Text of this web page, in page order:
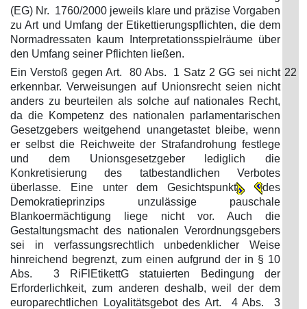
(EG) Nr. 1760/2000 jeweils klare und präzise Vorgaben
zu Art und Umfang der Etikettierungspflichten, die dem
Normadressaten kaum Interpretationsspielräume über
den Umfang seiner Pflichten ließen.
Ein Verstoß gegen Art. 80 Abs. 1 Satz 2 GG sei nicht
erkennbar. Verweisungen auf Unionsrecht seien nicht
anders zu beurteilen als solche auf nationales Recht,
da die Kompetenz des nationalen parlamentarischen
Gesetzgebers weitgehend unangetastet bleibe, wenn
er selbst die Reichweite der Strafandrohung festlege
und dem Unionsgesetzgeber lediglich die
Konkretisierung des tatbestandlichen Verbotes
überlasse. Eine unter dem Gesichtspunkt
des
Demokratieprinzips unzulässige pauschale
Blankoermächtigung liege nicht vor. Auch die
Gestaltungsmacht des nationalen Verordnungsgebers
sei in verfassungsrechtlich unbedenklicher Weise
hinreichend begrenzt, zum einen aufgrund der in § 10
Abs. 3 RiFlEtikettG statuierten Bedingung der
Erforderlichkeit, zum anderen deshalb, weil der dem
europarechtlichen Loyalitätsgebot des Art. 4 Abs. 3
22